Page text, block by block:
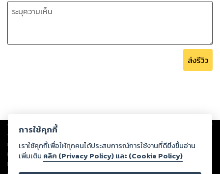
ส่งรีวิว
Copyright © 2026
ต่อผลงานหรือเนื้อหาใดที่อัปโหลดผ่านเว็บไซต์และปรากฏว่าละเมิดสิทธิใน
ทรัพย์สินทางปัญญาของบุคคลอื่นหรือขัดต่อกฎหมายและศีลธรรม ดังนั้น ผู้อ่าน
ทุกท่านโปรดใช้วิจารณญาณในการกลั่นกรองด้วยตนเอง และหากท่านพบว่าส่วน
หนึ่งส่วนใดขัดต่อกฎหมายและศีลธรรม กรุณาแจ้งมายังบริษัท เพื่อทีมงานจะได้
การใช้คุกกี้
เราใช้คุกกี้เพื่อให้ทุกคนได้ประสบการณ์การใช้งานที่ดียิ่งขึ้นอ่าน
เพิ่มเติม คลิก (Privacy Policy) และ (Cookie Policy)